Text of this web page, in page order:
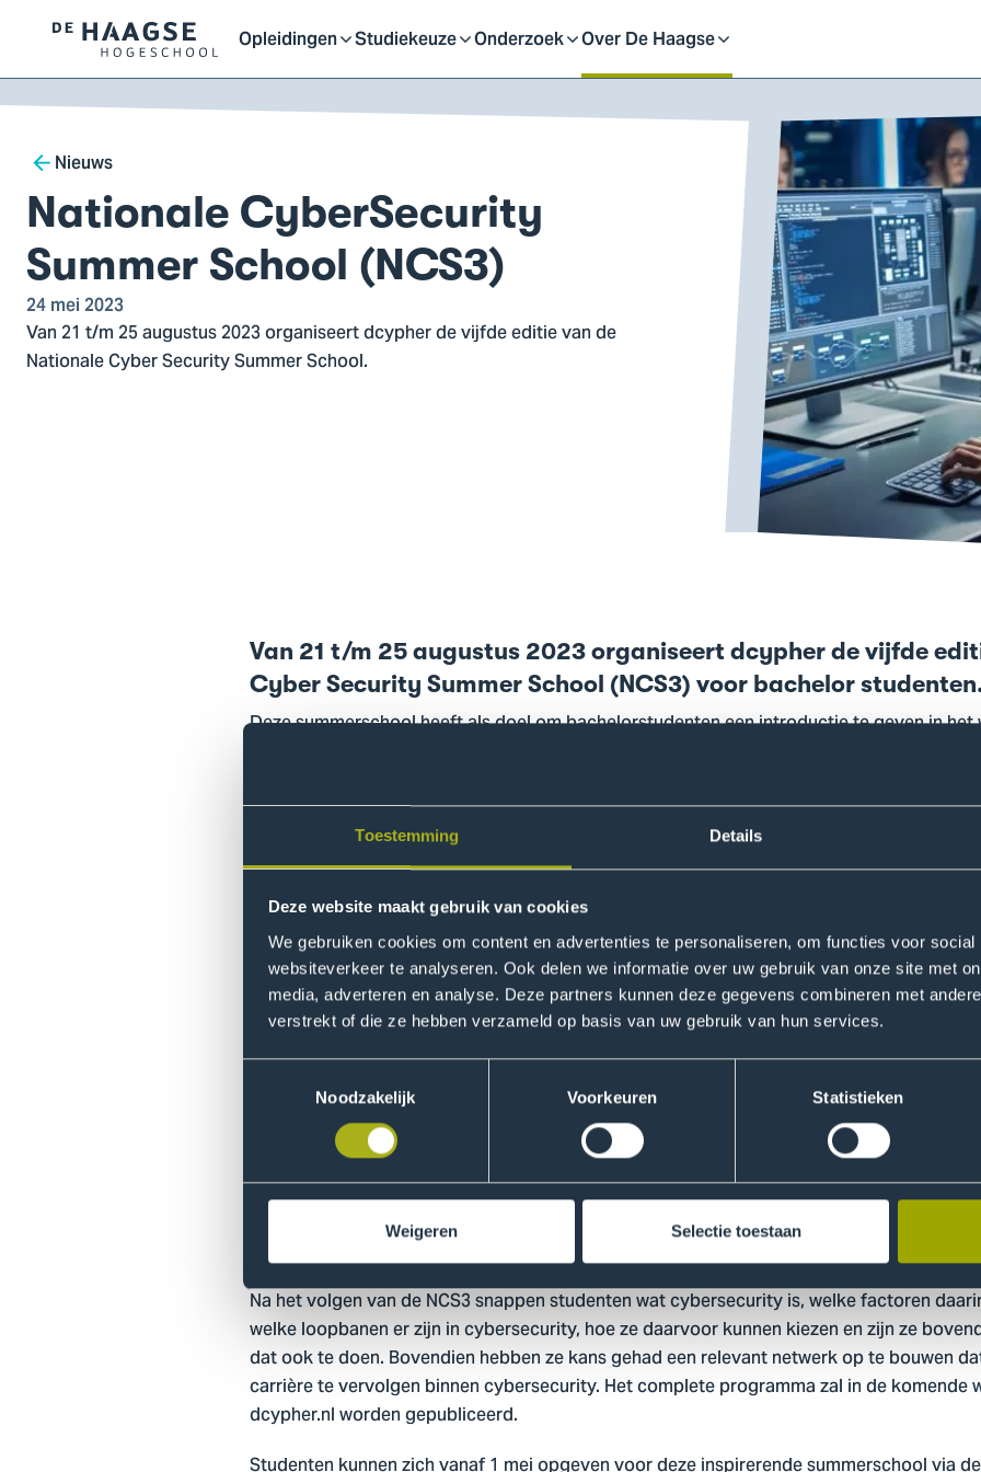
Toestemming Details
Deze website maakt gebruik van cookies
We gebruiken cookies om content en advertenties te personaliseren, om functies voor social
websiteverkeer te analyseren. Ook delen we informatie over uw gebruik van onze site met
media, adverteren en analyse. Deze partners kunnen deze gegevens combineren met
verstrekt of die ze hebben verzameld op basis van uw gebruik van hun services.
Noodzakelijk
Voorkeuren Statistieken
Weigeren Selectie toestaan
Logo
van
De
Hogeschool,
ga
naar
de
homepagina
Opleidingen
Open
sluit
submenu
Studiekeuze
Open
sluit
submenu
Onderzoek
Open
sluit
submenu
Over De Haagse
Open
Breadcrumb
Nieuws
Nationale Cyber ​​Security
Summer School (NCS3)
24 mei 2023
Van 21 t/m 25 augustus 2023 organiseert dcypher de vijfde editie van de
Nationale Cyber ​​Security Summer School.
Van 21 t/m 25 augustus 2023 organiseert dcypher de vijfde
Cyber ​​Security Summer School (NCS3) voor bachelor
Deze summerschool heeft als doel om bachelorstudenten een introductie te geven in
hen te enthousiasmeren over de verschillende onderwerpen in het domein. De NCS3
geleden georganiseerd. Dit jaar pakken we de draad weer op met een compleet nieuwe
interessante workshops, gastcolleges en bedrijfsbezoeken. We hebben dit jaar plaats
van de summerschool is Den Haag, maar gedurende de week zullen er diverse andere
bedrijfsbezoeken.
De mogelijkheden binnen het cybersecurity domein zijn zeer divers en zullen menig
NCS3 proberen we dan ook zo veel mogelijk inzicht te geven, door verschillende
Denk bijvoorbeeld aan een CISO die verantwoordelijk is voor alle aspecten rondom
engineer die codes schrijft voor een firewall of een security officer die cybersecurity
trainingen en opleiding voor het personeel.
Tijdens deze week zullen we diverse bedrijven bezoeken, zodat de studenten zelf kunnen
op de werkvloer aan toe gaat. Samen met een groep partners zijn we druk bezig om een
dat voor alle studenten interessant is. Deze partners zijn: dcypher, CVNL, CSR, TNO,
Universiteit Delft, DIVD, NCSC, Haagse Hogeschool, Politie: Team High Tech Crime, SURF,
Secura, Deloitte, Vrije Universiteit Amsterdam, Make IT Work, MMOX, Security Academy,
Volksgezondheid, Welzijn en Sport, Capgemini, ministerie van Infrastructuur en Waterstaat,
Ministerie van Financiën.
Na het volgen van de NCS3 snappen studenten wat cybersecurity is, welke factoren
welke loopbanen er zijn in cybersecurity, hoe ze daarvoor kunnen kiezen en zijn ze
dat ook te doen. Bovendien hebben ze kans gehad een relevant netwerk op te bouwen
carrière te vervolgen binnen cybersecurity. Het complete programma zal in de komende
dcypher.nl worden gepubliceerd.